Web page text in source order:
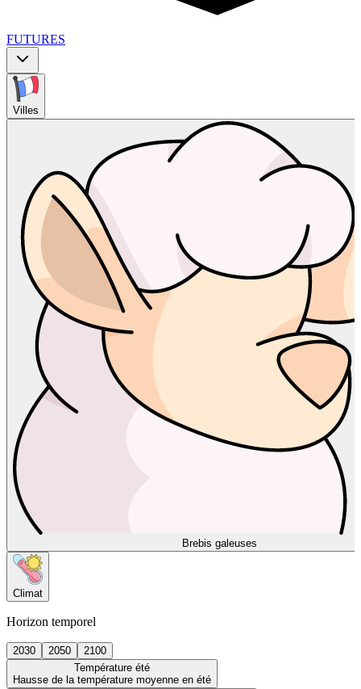
FUTURES
Villes
Brebis galeuses
Climat
Horizon temporel
2030 2050
2100
Température été
Hausse de la température moyenne en été